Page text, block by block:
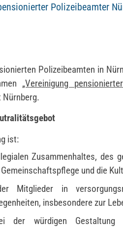
Polizeibeamter
Polizeibeamten in
„Vereinigung
ist:
Zusammenhaltes, des
und die
Mitglieder in
insbesondere zur
der würdigen Gestaltung